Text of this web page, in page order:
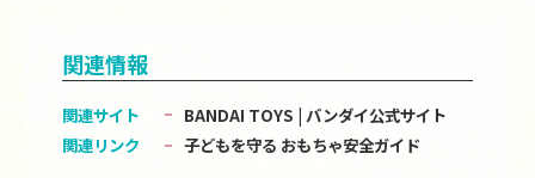
関連情報
関連サイト
BANDAI TOYS | バンダイ公式サイト
関連リンク
子どもを守る おもちゃ安全ガイド